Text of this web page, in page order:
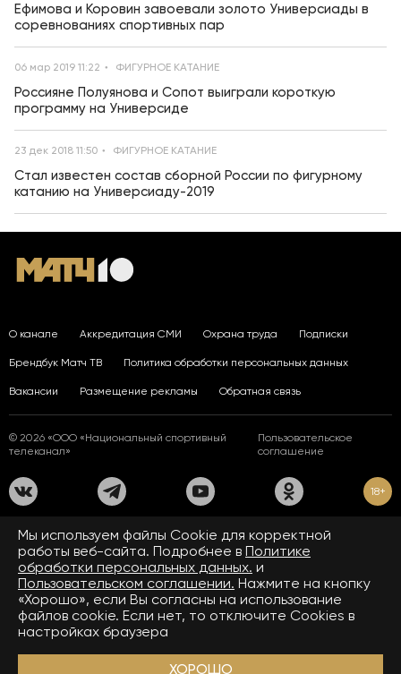
Ефимова и Коровин завоевали золото Универсиады в
соревнованиях спортивных пар
06 мар 2019 11:22 ФИГУРНОЕ КАТАНИЕ
Россияне Полуянова и Сопот выиграли короткую
программу на Универсиде
23 дек 2018 11:50 ФИГУРНОЕ КАТАНИЕ
Стал известен состав сборной России по фигурному
катанию на Универсиаду-2019
О канале Аккредитация СМИ Охрана труда Подписки
Брендбук Матч ТВ Политика обработки персональных данных
Вакансии Размещение рекламы Обратная связь
© 2026 «ООО «Национальный спортивный
телеканал»
Пользовательское
соглашение
18+
На сайте применяются рекомендательные технологии. Подробнее
Правилах применения рекомендательных технологий.
Средство массовой информации сетевое издание «www.matchtv.ru»
зарегистрировано Федеральной службой по надзору в сфере связи,
информационных технологий и массовых коммуникаций (Роскомнадзор).
Свидетельство о регистрации средства массовой информации ЭЛ № ФС 77 - 72390
от 28.02.2018. Название — www.matchtv.ru.
Учредитель (соучредители) СМИ сетевого издания «www.matchtv.ru»: ООО
«Национальный спортивный телеканал», главный редактор СМИ сетевого издания
сетевого издания «www.matchtv.ru»:matchtv@matchtv.ru
Мы используем файлы Сookie для корректной
работы веб-сайта. Подробнее в Политике
обработки персональных данных. и
Пользовательском соглашении. Нажмите на кнопку
«Хорошо», если Вы согласны на использование
файлов cookie. Если нет, то отключите Cookies в
настройках браузера
ХОРОШО